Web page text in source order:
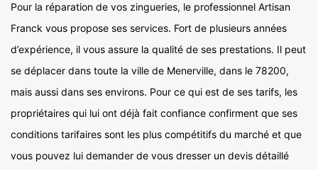
Pour la réparation de vos zingueries, le professionnel Artisan
Franck vous propose ses services. Fort de plusieurs années
d’expérience, il vous assure la qualité de ses prestations. Il peut
se déplacer dans toute la ville de Menerville, dans le 78200,
mais aussi dans ses environs. Pour ce qui est de ses tarifs, les
propriétaires qui lui ont déjà fait confiance confirment que ses
conditions tarifaires sont les plus compétitifs du marché et que
vous pouvez lui demander de vous dresser un devis détaillé